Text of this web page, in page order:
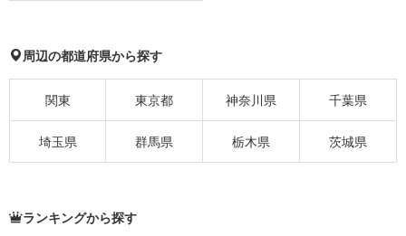
周辺の都道府県から探す
関東 東京都 神奈川県 千葉県
埼玉県 群馬県 栃木県 茨城県
ランキングから探す